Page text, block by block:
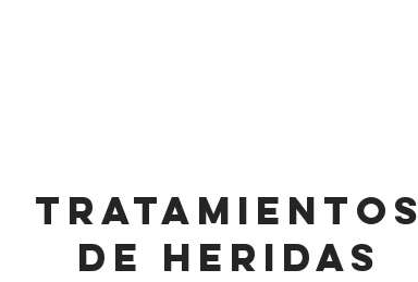
tratamientos
DE HERIDAS